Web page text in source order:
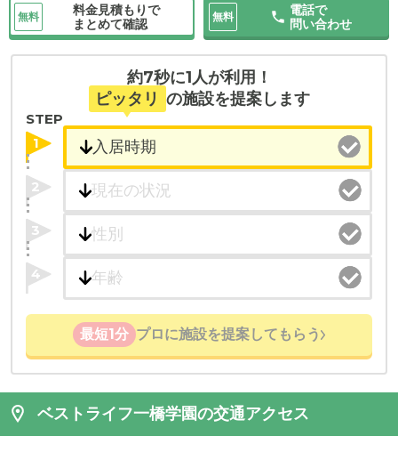
無料
料金見積もりで
まとめて確認
無料
電話で
問い合わせ
約7秒に1人が利用！
ピッタリ の施設を提案します
STEP
1
2
3
4
最短1分 プロに施設を提案してもらう
ベストライフ一橋学園の交通アクセス